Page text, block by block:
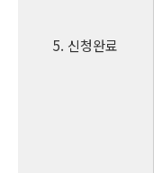
5. 신청완료